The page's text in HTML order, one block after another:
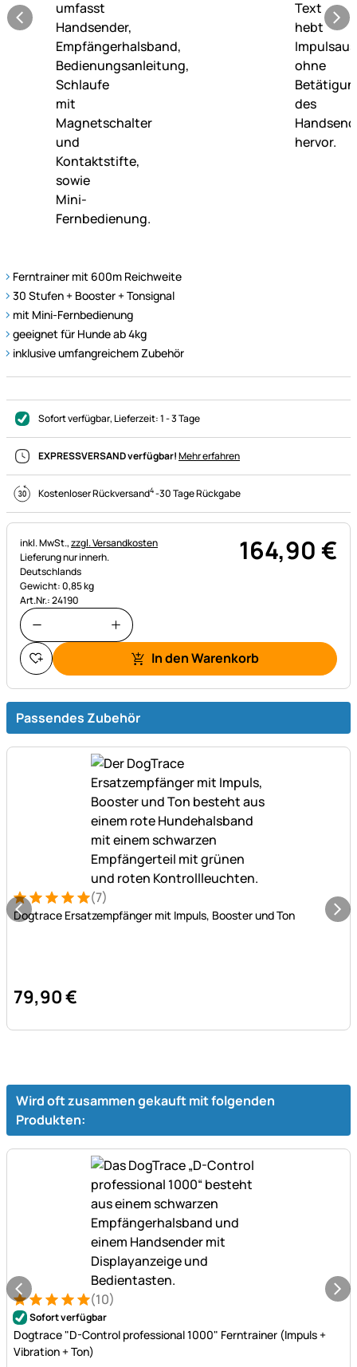
Ferntrainer mit 600m Reichweite
30 Stufen + Booster + Tonsignal
mit Mini-Fernbedienung
geeignet für Hunde ab 4kg
inklusive umfangreichem Zubehör
Sofort verfügbar, Lieferzeit:1 - 3 Tage
EXPRESSVERSAND verfügbar!Mehr erfahren
Kostenloser Rückversand4-30 Tage Rückgabe
Steuerhinweis:
inkl. MwSt.,zzgl. Versandkosten
Lieferung nur innerh.
Deutschlands
Gewicht: 0,85 kg
Art.Nr.: 24190
164,90€
In den Warenkorb
Passendes Zubehör
Bewertung: 5 von 5 (7 Bewertungen)
7 Bewertungen(7)
Dogtrace Ersatzempfänger mit Impuls, Booster und Ton
79,90€
Wird oft zusammen gekauft mit folgenden
Produkten:
Bewertung: 5 von 5 (10 Bewertungen)
10 Bewertungen
(10)
Sofort verfügbar
Dogtrace "D-Control professional 1000" Ferntrainer (Impuls +
Vibration + Ton)